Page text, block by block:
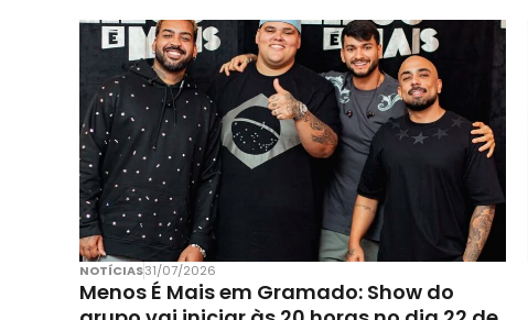
NOTÍCIAS31/07/2026
Menos É Mais em Gramado: Show do